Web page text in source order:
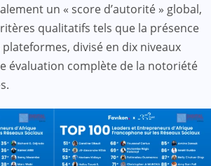
un « score d’autorité » global,
qualitatifs tels que la présence
divisé en dix niveaux
évaluation complète de la notoriété